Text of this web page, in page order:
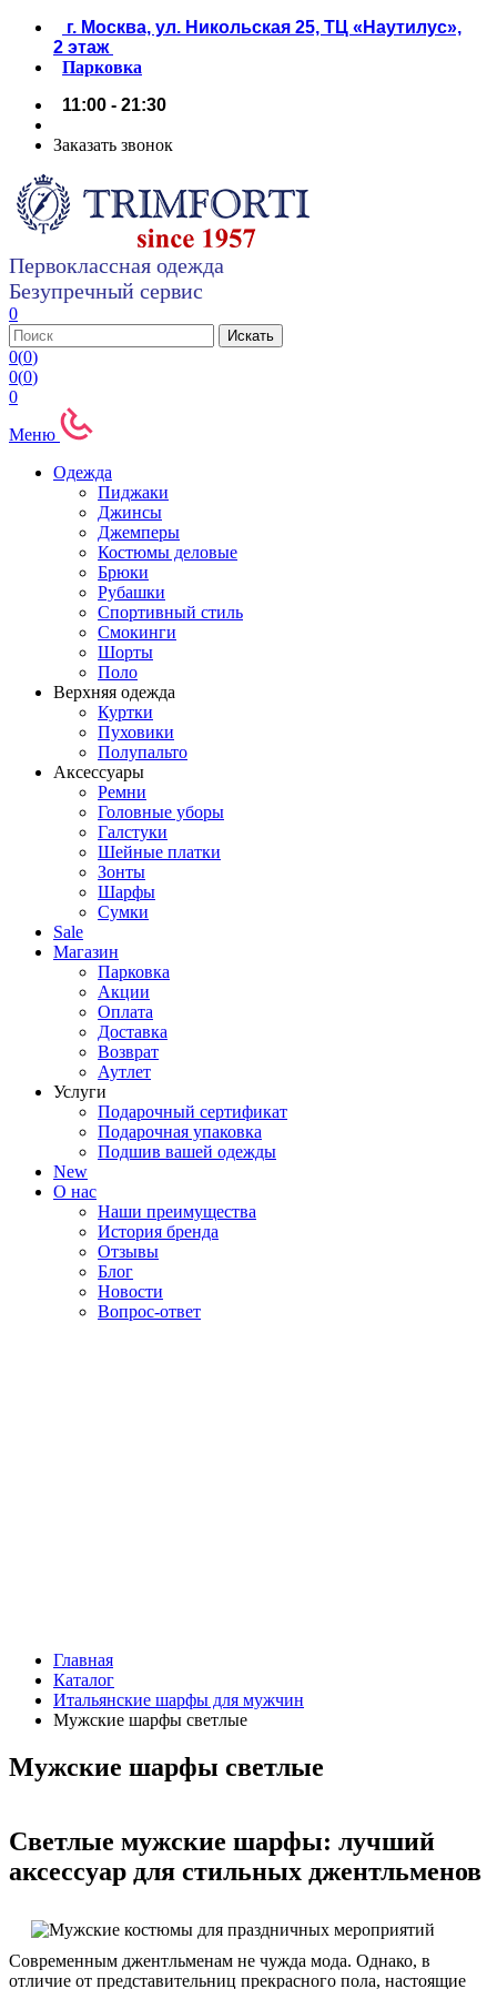
г. Москва, ул. Никольская 25, ТЦ «Наутилус»,
2 этаж
Парковка
11:00 - 21:30
Заказать звонок
Первоклассная одежда
Безупречный сервис
0
0(0)
0(0)
0
Меню
Одежда
Пиджаки
Джинсы
Джемперы
Костюмы деловые
Брюки
Рубашки
Спортивный стиль
Смокинги
Шорты
Поло
Верхняя одежда
Куртки
Пуховики
Полупальто
Аксессуары
Ремни
Головные уборы
Галстуки
Шейные платки
Зонты
Шарфы
Сумки
Sale
Магазин
Парковка
Акции
Оплата
Доставка
Возврат
Аутлет
Услуги
Подарочный сертификат
Подарочная упаковка
Подшив вашей одежды
New
О нас
Наши преимущества
История бренда
Отзывы
Блог
Новости
Вопрос-ответ
Главная
Каталог
Итальянские шарфы для мужчин
Мужские шарфы светлые
Мужские шарфы светлые
Светлые мужские шарфы: лучший
аксессуар для стильных джентльменов
Современным джентльменам не чужда мода. Однако, в
отличие от представительниц прекрасного пола, настоящие